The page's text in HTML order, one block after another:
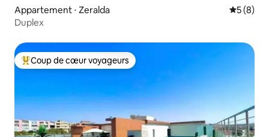
Appartement ⋅ Zeralda
5 (8)
Duplex
Coups de cœur voyageurs les plus appréciés
Coup de cœur voyageurs